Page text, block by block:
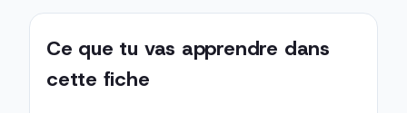
Ce que tu vas apprendre dans
cette fiche